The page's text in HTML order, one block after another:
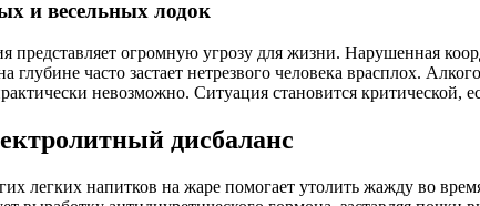
и весельных лодок
представляет огромную угрозу для жизни. Нарушенная
часто застает нетрезвого человека врасплох.
невозможно. Ситуация становится критической,
дисбаланс
легких напитков на жаре помогает утолить жажду во